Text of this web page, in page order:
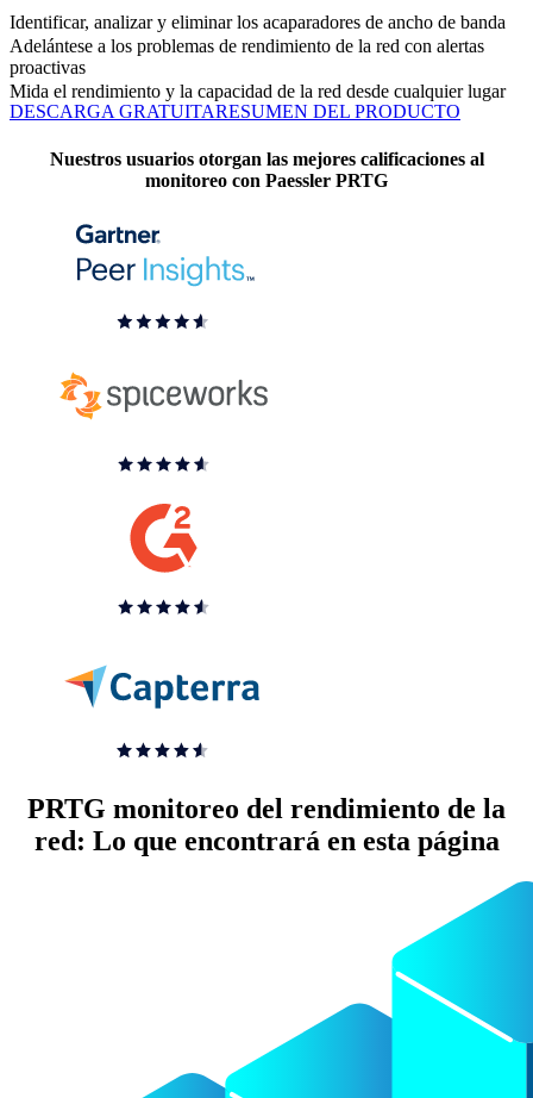
Identificar, analizar y eliminar los acaparadores de ancho de banda
Adelántese a los problemas de rendimiento de la red con alertas
proactivas
Mida el rendimiento y la capacidad de la red desde cualquier lugar
DESCARGA GRATUITARESUMEN DEL PRODUCTO
Nuestros usuarios otorgan las mejores calificaciones al
monitoreo con Paessler PRTG
PRTG monitoreo del rendimiento de la
red: Lo que encontrará en esta página